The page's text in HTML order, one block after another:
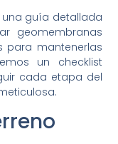
una guía detallada
geomembranas
para mantenerlas
un checklist
cada etapa del